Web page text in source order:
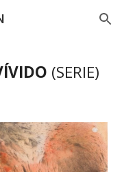
Skip to navigation
(SERIE)